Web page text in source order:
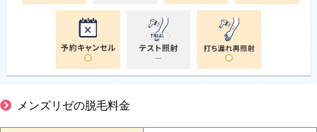
メンズリゼの脱毛料金